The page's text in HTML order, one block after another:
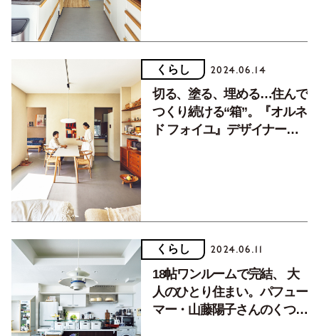
くらし 2024.06.14
切る、塗る、埋める…住んで
つくり続ける“箱”。『オルネ
ド フォイユ』デザイナー・
くらし 2024.06.11
18帖ワンルームで完結、 大
人のひとり住まい。パフュー
マー・山藤陽子さんのくつろ